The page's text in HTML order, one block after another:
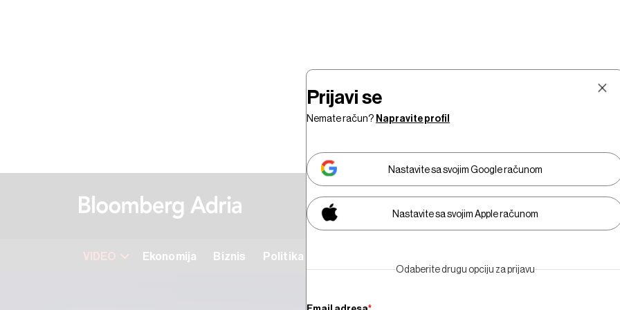
VIDEO Ekonomija Biznis Politika
Prijavi se
Nemate račun? Napravite profil
Nastavite sa svojim Google računom
Nastavite sa svojim Apple računom
Odaberite drugu opciju za prijavu